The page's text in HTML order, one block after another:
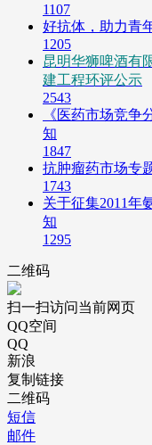
1107
好抗体，助力青
1205
昆明华狮啤酒有
建工程环评公示
2543
《医药市场竞争
知
1847
抗肿瘤药市场专
1743
关于征集2011年
知
1295
二维码
扫一扫访问当前网页
QQ空间
QQ
新浪
复制链接
二维码
短信
邮件